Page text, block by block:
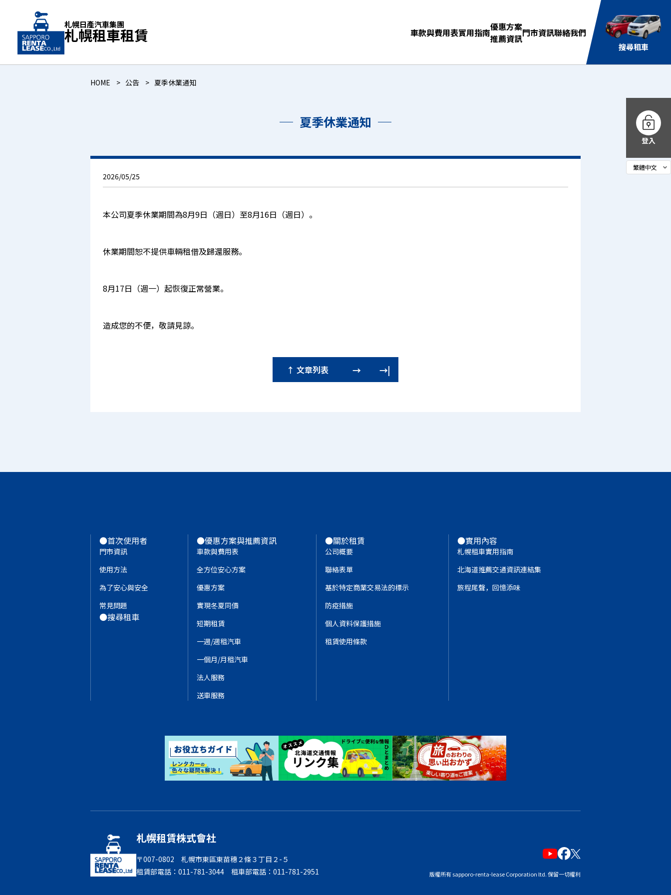
札幌日產汽車集團
札幌租車租賃 車款與費用表實用指南優惠方案
推薦資訊門市資訊聯絡我們
搜尋租車
登入
HOME 公告 夏季休業通知
夏季休業通知
2026/05/25
本公司夏季休業期間為8月9日（週日）至8月16日（週日）。
休業期間恕不提供車輛租借及歸還服務。
8月17日（週一）起恢復正常營業。
造成您的不便，敬請見諒。
↑ 文章列表 → →|
●首次使用者
門市資訊
使用方法
為了安心與安全
常見問題
●搜尋租車
●優惠方案與推薦資訊
車款與費用表
全方位安心方案
優惠方案
實現冬夏同價
短期租賃
一週/週租汽車
一個月/月租汽車
法人服務
送車服務
●關於租賃
公司概要
聯絡表單
基於特定商業交易法的標示
防疫措施
個人資料保護措施
租賃使用條款
●實用內容
札幌租車實用指南
北海道推薦交通資訊連結集
旅程尾聲，回憶添味
札幌租賃株式會社
〒007-0802 札幌市東區東苗穗２條３丁目２-５
租賃部電話：011-781-3044 租車部電話：011-781-2951
版權所有 sapporo-renta-lease Corporation ltd. 保留一切權利